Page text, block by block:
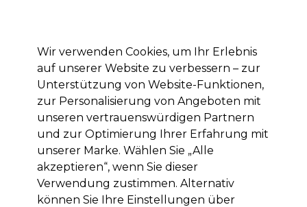
Anmelden
Marken Deals Haare Elektrogeräte Saloneinrichtung
Lieferung und Lieferzeiten
– mehr erfahren
Wella Professionals
Wella Professionals Koleston Perfect
Permanente Haarfarbe 5/1 60ml
Wir verwenden Cookies, um Ihr Erlebnis
auf unserer Website zu verbessern – zur
Unterstützung von Website-Funktionen,
zur Personalisierung von Angeboten mit
unseren vertrauenswürdigen Partnern
und zur Optimierung Ihrer Erfahrung mit
unserer Marke. Wählen Sie „Alle
akzeptieren“, wenn Sie dieser
Verwendung zustimmen. Alternativ
können Sie Ihre Einstellungen über